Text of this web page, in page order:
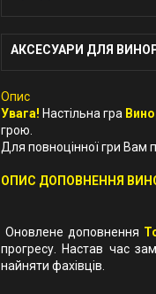
АКСЕСУАРИ ДЛЯ
Опис
Увага! Настільна гра
грою.
Для повноцінної гри Вам
ОПИС ДОПОВНЕННЯ
Оновлене доповнення
прогресу. Настав час
найняти фахівців.